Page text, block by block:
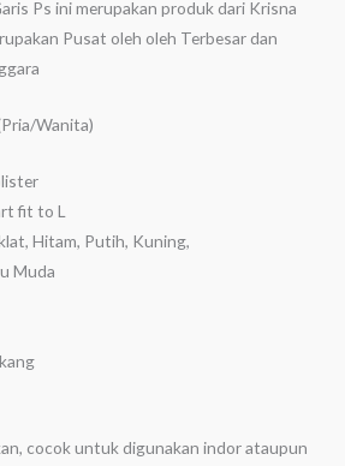
Ps ini merupakan produk dari Krisna
Pusat oleh oleh Terbesar dan
Wanita)
fit to L
Hitam, Putih, Kuning,
Muda
cocok untuk digunakan indor ataupun